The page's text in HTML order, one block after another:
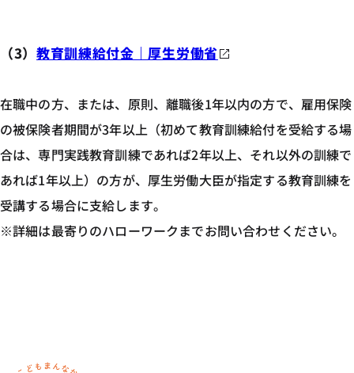
（3）教育訓練給付金｜厚生労働省
在職中の方、または、原則、離職後1年以内の方で、雇用保険
の被保険者期間が3年以上（初めて教育訓練給付を受給する場
合は、専門実践教育訓練であれば2年以上、それ以外の訓練で
あれば1年以上）の方が、厚生労働大臣が指定する教育訓練を
受講する場合に支給します。
※詳細は最寄りのハローワークまでお問い合わせください。